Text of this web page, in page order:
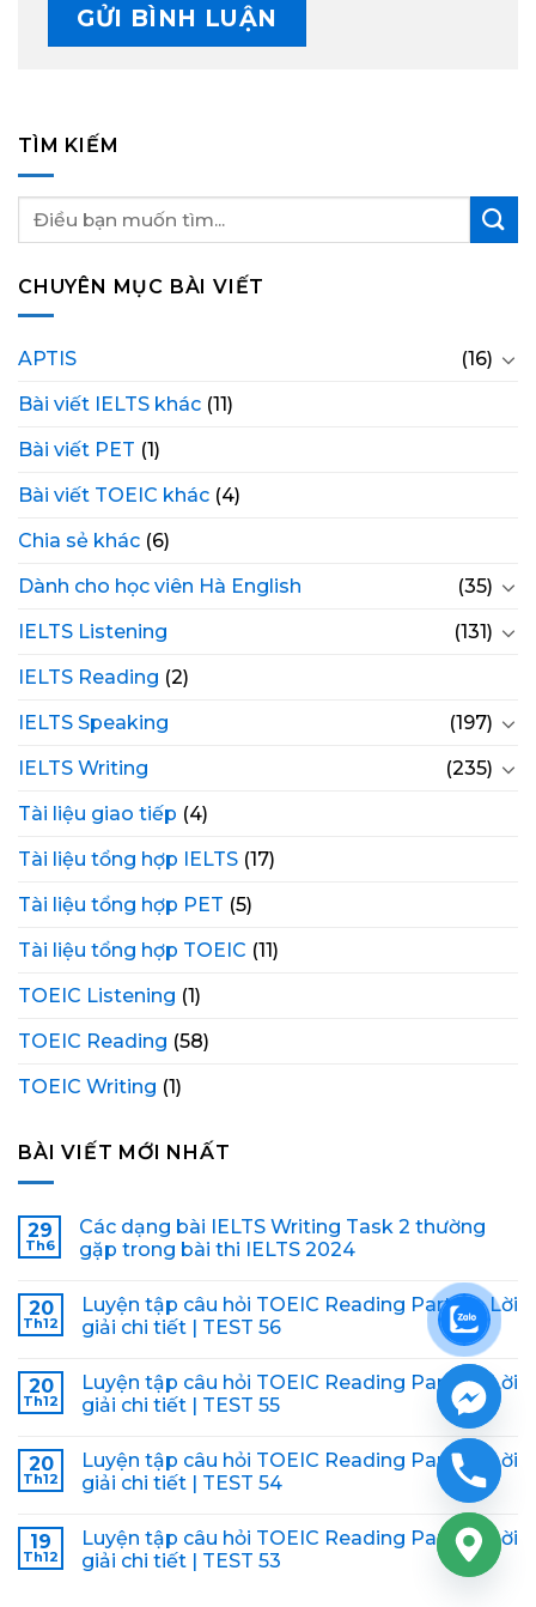
TÌM KIẾM
CHUYÊN MỤC BÀI VIẾT
APTIS
(16)
Bài viết IELTS khác (11)
Bài viết PET (1)
Bài viết TOEIC khác (4)
Chia sẻ khác (6)
Dành cho học viên Hà English
(35)
IELTS Listening
(131)
IELTS Reading (2)
IELTS Speaking
(197)
IELTS Writing
(235)
Tài liệu giao tiếp (4)
Tài liệu tổng hợp IELTS (17)
Tài liệu tổng hợp PET (5)
Tài liệu tổng hợp TOEIC (11)
TOEIC Listening (1)
TOEIC Reading (58)
TOEIC Writing (1)
BÀI VIẾT MỚI NHẤT
29
Th6
Các dạng bài IELTS Writing Task 2 thường
gặp trong bài thi IELTS 2024
20
Th12
Luyện tập câu hỏi TOEIC Reading Part 5 + Lời
giải chi tiết | TEST 56
20
Th12
Luyện tập câu hỏi TOEIC Reading Part 5 + Lời
giải chi tiết | TEST 55
20
Th12
Luyện tập câu hỏi TOEIC Reading Part 5 + Lời
giải chi tiết | TEST 54
19
Th12
Luyện tập câu hỏi TOEIC Reading Part 5 + Lời
giải chi tiết | TEST 53